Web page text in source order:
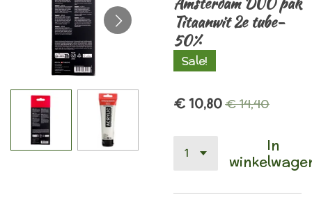
Titaanwit 2e tube-
50%
Sale!
€ 10,80€ 14,40
In